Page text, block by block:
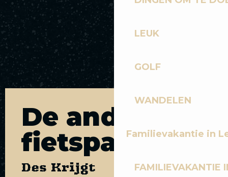
LEUK
GOLF
WANDELEN
Familievakantie in
FAMILIEVAKANTIE
De andere
fietspaden
Des Krijgt